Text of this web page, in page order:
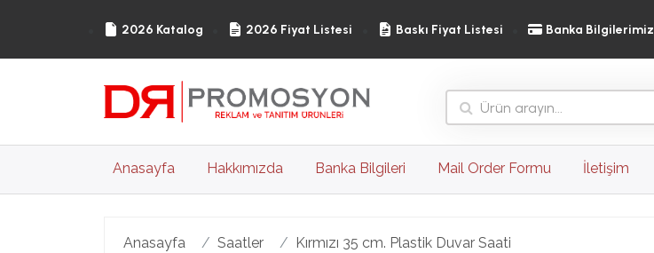
2026 Katalog 2026 Fiyat Listesi Baskı Fiyat Listesi Banka Bilgilerimiz
Anasayfa (current)Hakkımızda Banka Bilgileri Mail Order Formu İletişim
Anasayfa Saatler Kırmızı 35 cm. Plastik Duvar Saati